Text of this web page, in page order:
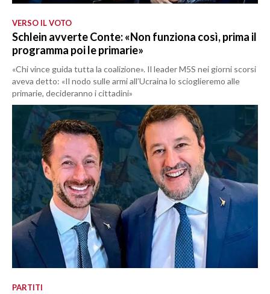
VERSO IL VOTO
Schlein avverte Conte: «Non funziona così, prima il
programma poi le primarie»
«Chi vince guida tutta la coalizione». Il leader M5S nei giorni scorsi
aveva detto: «Il nodo sulle armi all’Ucraina lo scioglieremo alle
primarie, decideranno i cittadini»
PARTITI